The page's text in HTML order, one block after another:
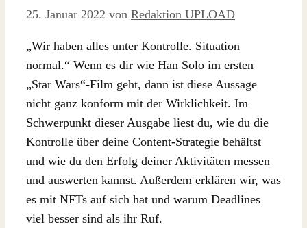
25. Januar 2022 von Redaktion UPLOAD
„Wir haben alles unter Kontrolle. Situation
normal.“ Wenn es dir wie Han Solo im ersten
„Star Wars“-Film geht, dann ist diese Aussage
nicht ganz konform mit der Wirklichkeit. Im
Schwerpunkt dieser Ausgabe liest du, wie du die
Kontrolle über deine Content-Strategie behältst
und wie du den Erfolg deiner Aktivitäten messen
und auswerten kannst. Außerdem erklären wir, was
es mit NFTs auf sich hat und warum Deadlines
viel besser sind als ihr Ruf.